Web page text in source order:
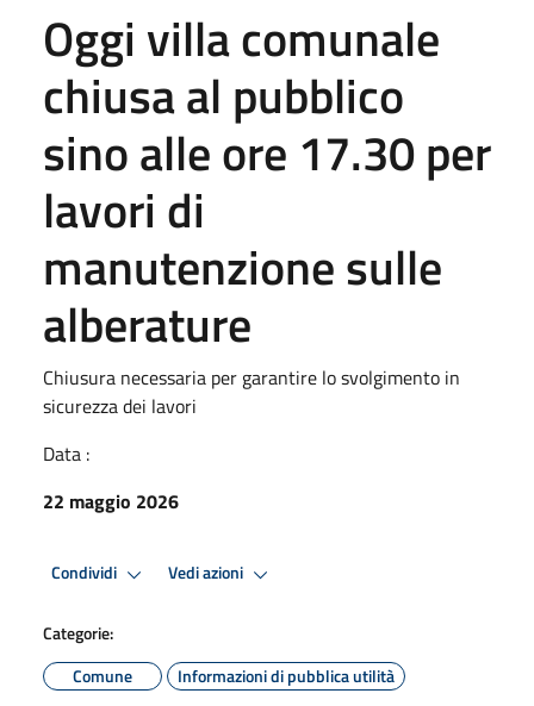
Oggi villa comunale
chiusa al pubblico
sino alle ore 17.30 per
lavori di
manutenzione sulle
alberature
Chiusura necessaria per garantire lo svolgimento in
sicurezza dei lavori
Data :
22 maggio 2026
Condividi Vedi azioni
Categorie:
Comune
Informazioni di pubblica utilità